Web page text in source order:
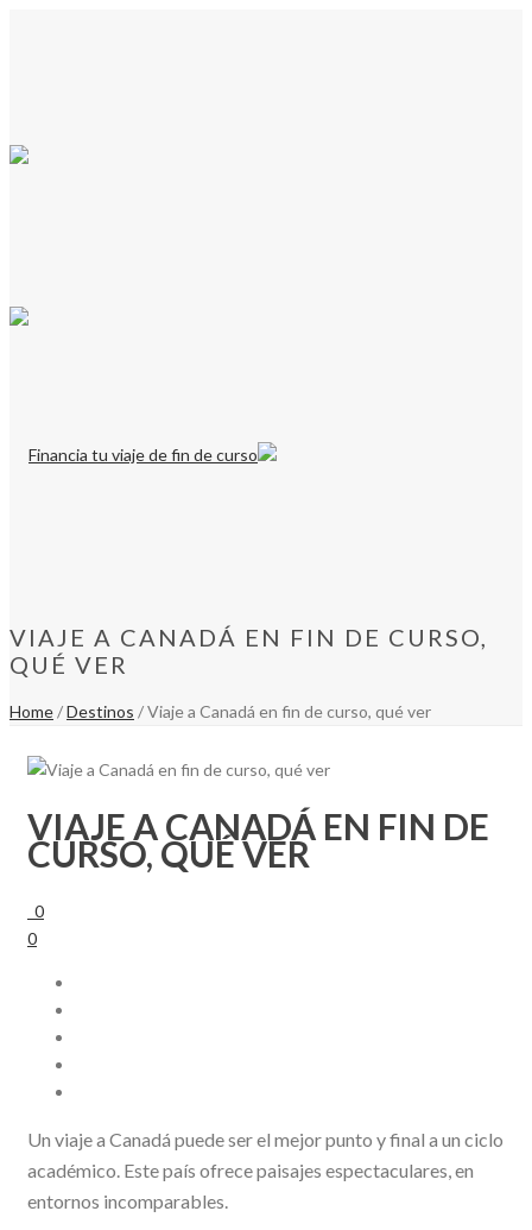
VIAJE A CANADÁ EN FIN DE CURSO,
QUÉ VER
Home/Destinos / Viaje a Canadá en fin de curso, qué ver
VIAJE A CANADÁ EN FIN DE
CURSO, QUÉ VER
0
0
Un viaje a Canadá puede ser el mejor punto y final a un ciclo
académico. Este país ofrece paisajes espectaculares, en
entornos incomparables.